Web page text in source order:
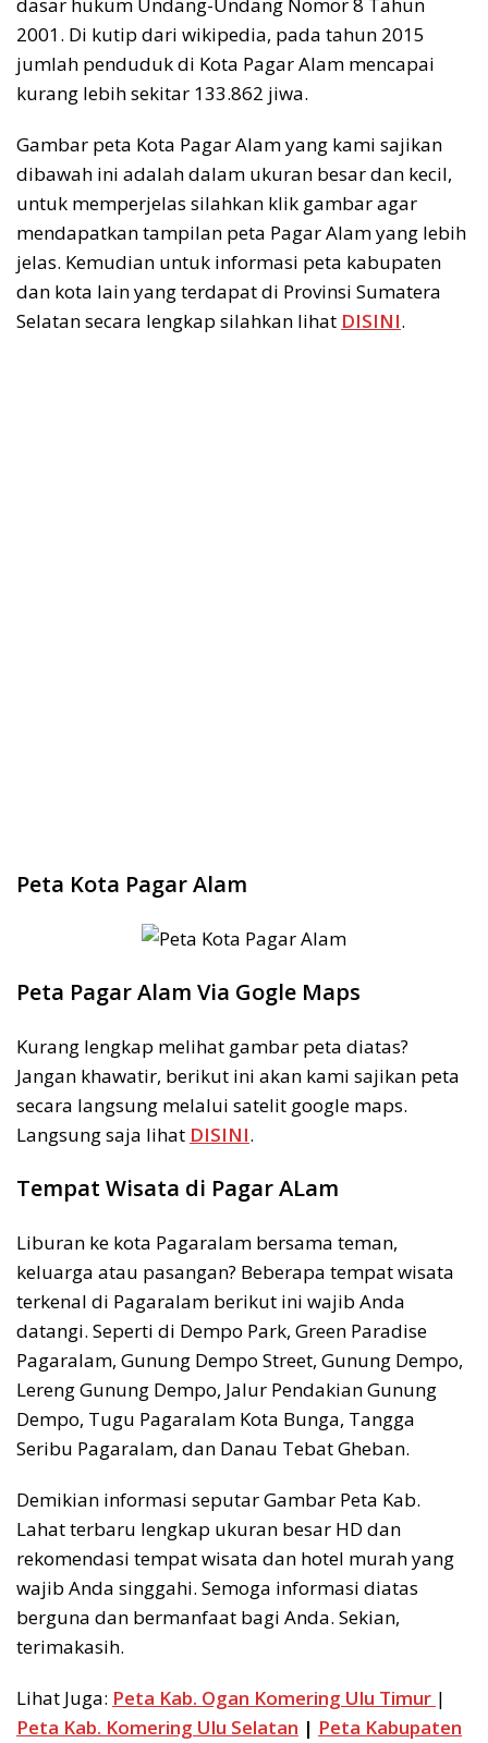
2001. Di kutip dari wikipedia, pada tahun 2015
jumlah penduduk di Kota Pagar Alam mencapai
kurang lebih sekitar 133.862 jiwa.
Gambar peta Kota Pagar Alam yang kami sajikan
dibawah ini adalah dalam ukuran besar dan kecil,
untuk memperjelas silahkan klik gambar agar
mendapatkan tampilan peta Pagar Alam yang lebih
jelas. Kemudian untuk informasi peta kabupaten
dan kota lain yang terdapat di Provinsi Sumatera
Selatan secara lengkap silahkan lihat DISINI.
Peta Kota Pagar Alam
Peta Pagar Alam Via Gogle Maps
Kurang lengkap melihat gambar peta diatas?
Jangan khawatir, berikut ini akan kami sajikan peta
secara langsung melalui satelit google maps.
Langsung saja lihat DISINI.
Tempat Wisata di Pagar ALam
Liburan ke kota Pagaralam bersama teman,
keluarga atau pasangan? Beberapa tempat wisata
terkenal di Pagaralam berikut ini wajib Anda
datangi. Seperti di Dempo Park, Green Paradise
Pagaralam, Gunung Dempo Street, Gunung Dempo,
Lereng Gunung Dempo, Jalur Pendakian Gunung
Dempo, Tugu Pagaralam Kota Bunga, Tangga
Seribu Pagaralam, dan Danau Tebat Gheban.
Demikian informasi seputar Gambar Peta Kab.
Lahat terbaru lengkap ukuran besar HD dan
rekomendasi tempat wisata dan hotel murah yang
wajib Anda singgahi. Semoga informasi diatas
berguna dan bermanfaat bagi Anda. Sekian,
terimakasih.
Lihat Juga: Peta Kab. Ogan Komering Ulu Timur |
Peta Kab. Komering Ulu Selatan | Peta Kabupaten